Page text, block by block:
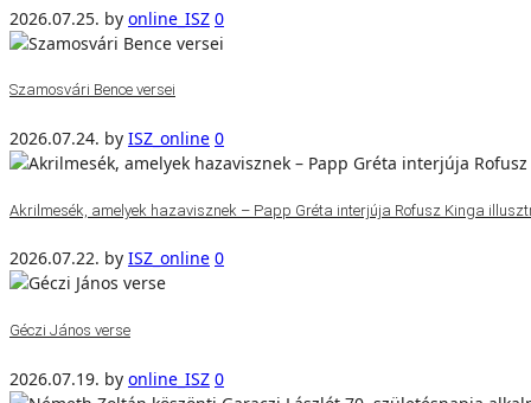
2026.07.25. by online_ISZ 0
Szamosvári Bence versei
2026.07.24. by ISZ_online 0
Akrilmesék, amelyek hazavisznek – Papp Gréta interjúja Rofusz Kinga
2026.07.22. by ISZ_online 0
Géczi János verse
2026.07.19. by online_ISZ 0